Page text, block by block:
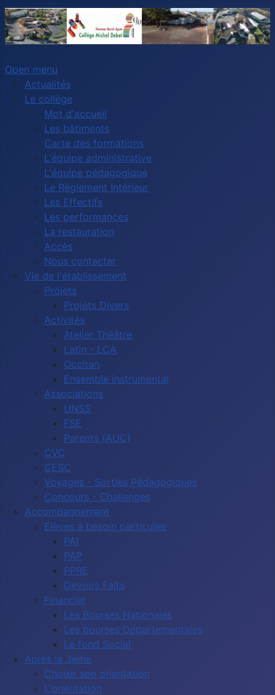
Open menu
Actualités
Le collège
Mot d'accueil
Les bâtiments
Carte des formations
L'équipe administrative
L'équipe pédagogique
Le Règlement Intérieur
Les Effectifs
Les performances
La restauration
Accès
Nous contacter
Vie de l'établissement
Projets
Projets Divers
Activités
Atelier Théâtre
Latin - LCA
Occitan
Ensemble instrumental
Associations
UNSS
FSE
Parents (AUC)
CVC
CESC
Voyages - Sorties Pédagogiques
Concours - Challenges
Accompagnement
Elèves à besoin particulier
PAI
PAP
PPRE
Devoirs Faits
Financier
Les Bourses Nationales
Les bourses Départementales
Le fond Social
Après la 3eme
Choisir son orientation
L'orientation